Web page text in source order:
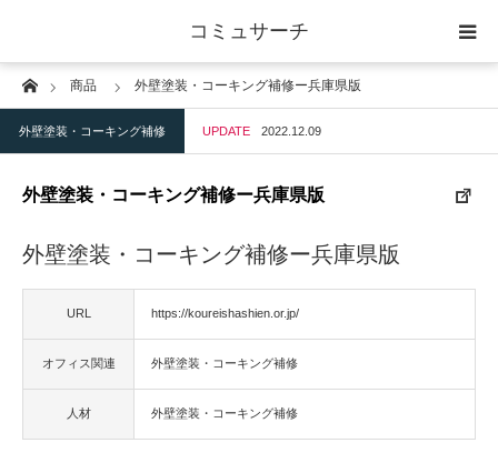
コミュサーチ
Home商品 外壁塗装・コーキング補修ー兵庫県版
外壁塗装・コーキング補修 UPDATE 2022.12.09
外壁塗装・コーキング補修ー兵庫県版
外壁塗装・コーキング補修ー兵庫県版
URL https://koureishashien.or.jp/
オフィス関連 外壁塗装・コーキング補修
人材 外壁塗装・コーキング補修
ホーム
士業
店舗・建築